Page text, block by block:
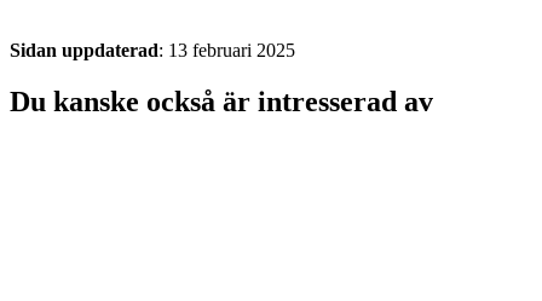
Sidan uppdaterad: 13 februari 2025
Du kanske också är intresserad av